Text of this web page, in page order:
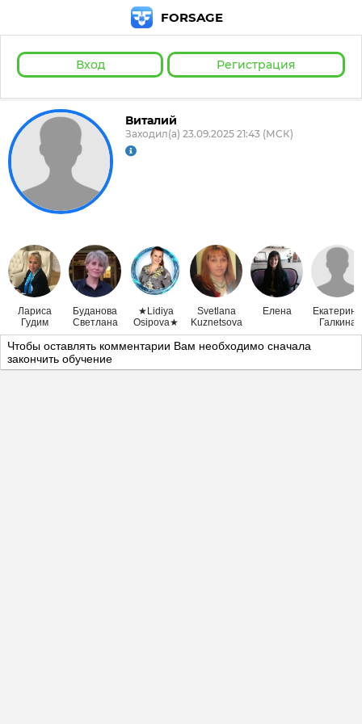
FORSAGE
Вход Регистрация
Виталий
Заходил(а) 23.09.2025 21:43 (МСК)
Лариса
Гудим
Буданова
Светлана
★Lidiya
Osipova★
Svetlana
Kuznetsova
Елена
Екатерина
Галкина
Чтобы оставлять комментарии Вам необходимо сначала
закончить обучение